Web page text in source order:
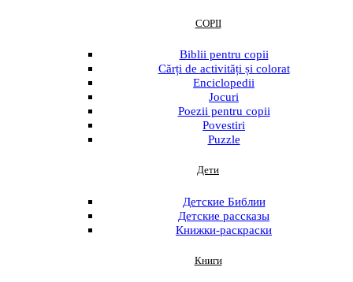
COPII
Menu
Biblii pentru copii
Cărți de activități și colorat
Enciclopedii
Jocuri
Poezii pentru copii
Povestiri
Puzzle
Дети
Menu
Детские Библии
Детские рассказы
Книжки-раскраски
Книги